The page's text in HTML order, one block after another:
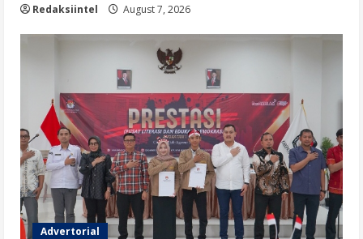
Redaksiintel August 7, 2026
Advertorial